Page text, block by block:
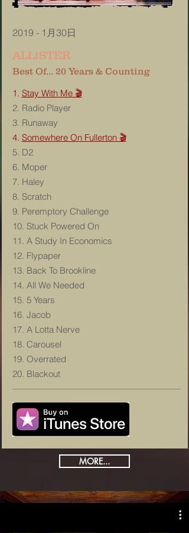
2019 - 1月30日
ALLiSTER
Best Of... 20 Years & Counting
1. Stay With Me 🎬
2. Radio Player
3. Runaway
4. Somewhere On Fullerton 🎬
5. D2
6. Moper
7. Haley
8. Scratch
9. Peremptory Challenge
10. Stuck Powered On
11. A Study In Economics
12. Flypaper
13. Back To Brookline
14. All We Needed
15. 5 Years
16. Jacob
17. A Lotta Nerve
18. Carousel
19. Overrated
20. Blackout
MORE...